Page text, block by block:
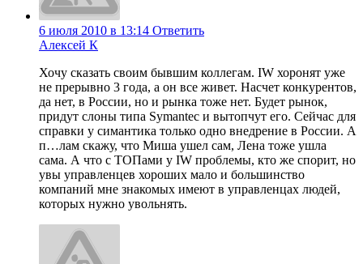
6 июля 2010 в 13:14 Ответить
Алексей К
Хочу сказать своим бывшим коллегам. IW хоронят уже
не прерывно 3 года, а он все живет. Насчет конкурентов,
да нет, в России, но и рынка тоже нет. Будет рынок,
придут слоны типа Symantec и вытопчут его. Сейчас для
справки у симантика только одно внедрение в России. А
п…лам скажу, что Миша ушел сам, Лена тоже ушла
сама. А что с ТОПами у IW проблемы, кто же спорит, но
увы управленцев хороших мало и большинство
компаний мне знакомых имеют в управленцах людей,
которых нужно увольнять.